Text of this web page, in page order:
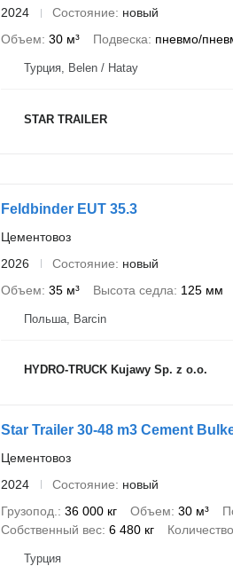
2024
Состояние
новый
Объем 30 м³ Подвеска пневмо/
Турция, Belen / Hatay
STAR TRAILER
Feldbinder EUT 35.3
Цементовоз
2026
Состояние
новый
Объем 35 м³ Высота седла 125 мм
Польша, Barcin
HYDRO-TRUCK Kujawy Sp. z o.o.
Star Trailer 30-48 m3 Cement
Цементовоз
2024
Состояние
новый
Грузопод.
36 000 кг Объем 30 м³
Собственный вес 6 480 кг
Турция